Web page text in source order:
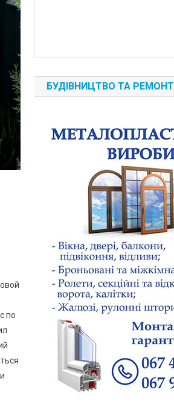
по
БУДІВНИЦТВО ТА РЕМОНТ